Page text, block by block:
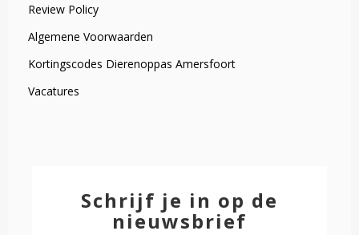
Review Policy
Algemene Voorwaarden
Kortingscodes Dierenoppas Amersfoort
Vacatures
Schrijf je in op de
nieuwsbrief